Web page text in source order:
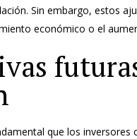
Sin embargo, estos
económico o el
que los